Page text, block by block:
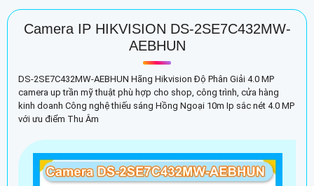
Camera IP HIKVISION DS-2SE7C432MW-
AEBHUN
DS-2SE7C432MW-AEBHUN Hãng Hikvision Độ Phân Giải 4.0 MP
camera up trần mỹ thuật phù hợp cho shop, công trình, cửa hàng
kinh doanh Công nghệ thiếu sáng Hồng Ngoại 10m Ip sắc nét 4.0 MP
với ưu điểm Thu Âm